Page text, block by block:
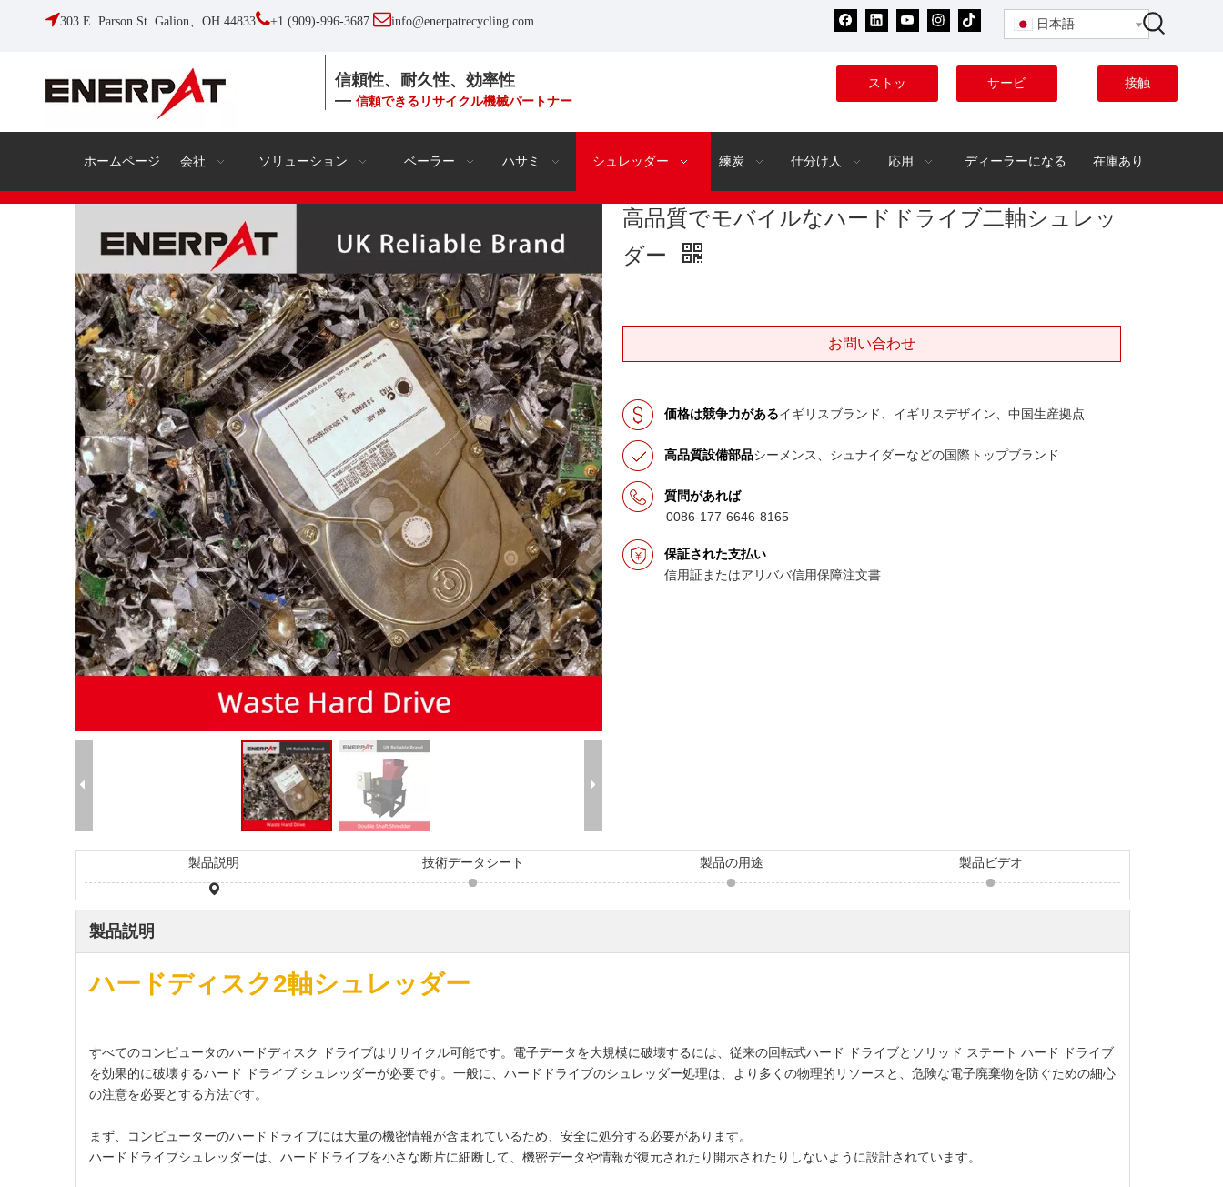
303 E. Parson St. Galion、OH 44833+1 (909)-996-3687 info@enerpatrecycling.com 日本語
信頼性、耐久性、効率性
—信頼できるリサイクル機械パートナー
ストッ サービ 接触
ホームページ 会社 ソリューション ベーラー ハサミ シュレッダー 練炭 仕分け人 応用 ディーラーになる 在庫あり
高品質でモバイルなハードドライブ二軸シュレッ
ダー
お問い合わせ
価格は競争力があるイギリスブランド、イギリスデザイン、中国生産拠点
高品質設備部品シーメンス、シュナイダーなどの国際トップブランド
質問があれば
0086-177-6646-8165
保証された支払い
信用証またはアリババ信用保障注文書
製品説明 技術データシート 製品の用途 製品ビデオ
製品説明
ハードディスク2軸シュレッダー
すべてのコンピュータのハードディスク ドライブはリサイクル可能です。電子データを大規模に破壊するには、従来の回転式ハード ドライブとソリッド ステート ハード ドライブ
を効果的に破壊するハード ドライブ シュレッダーが必要です。一般に、ハードドライブのシュレッダー処理は、より多くの物理的リソースと、危険な電子廃棄物を防ぐための細心
の注意を必要とする方法です。
まず、コンピューターのハードドライブには大量の機密情報が含まれているため、安全に処分する必要があります。
ハードドライブシュレッダーは、ハードドライブを小さな断片に細断して、機密データや情報が復元されたり開示されたりしないように設計されています。